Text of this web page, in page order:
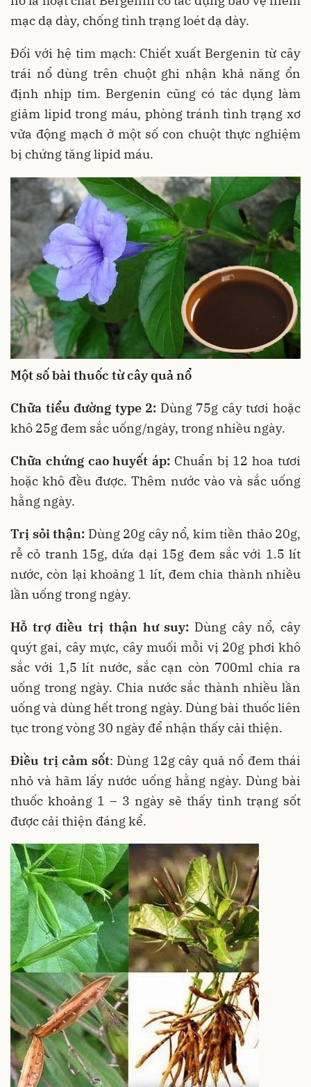
mạc dạ dày, chống tình trạng loét dạ dày.
Đối với hệ tim mạch: Chiết xuất Bergenin từ cây
trái nổ dùng trên chuột ghi nhận khả năng ổn
định nhịp tim. Bergenin cũng có tác dụng làm
giảm lipid trong máu, phòng tránh tình trạng xơ
vữa động mạch ở một số con chuột thực nghiệm
bị chứng tăng lipid máu.
Một số bài thuốc từ cây quả nổ
Chữa tiểu đường type 2: Dùng 75g cây tươi hoặc
khô 25g đem sắc uống/ngày, trong nhiều ngày.
Chữa chứng cao huyết áp: Chuẩn bị 12 hoa tươi
hoặc khô đều được. Thêm nước vào và sắc uống
hằng ngày.
Trị sỏi thận: Dùng 20g cây nổ, kim tiền thảo 20g,
rễ cỏ tranh 15g, dứa dại 15g đem sắc với 1.5 lít
nước, còn lại khoảng 1 lít, đem chia thành nhiều
lần uống trong ngày.
Hỗ trợ điều trị thận hư suy: Dùng cây nổ, cây
quýt gai, cây mực, cây muối mỗi vị 20g phơi khô
sắc với 1,5 lít nước, sắc cạn còn 700ml chia ra
uống trong ngày. Chia nước sắc thành nhiều lần
uống và dùng hết trong ngày. Dùng bài thuốc liên
tục trong vòng 30 ngày để nhận thấy cải thiện.
Điều trị cảm sốt: Dùng 12g cây quả nổ đem thái
nhỏ và hãm lấy nước uống hằng ngày. Dùng bài
thuốc khoảng 1 – 3 ngày sẽ thấy tình trạng sốt
được cải thiện đáng kể.